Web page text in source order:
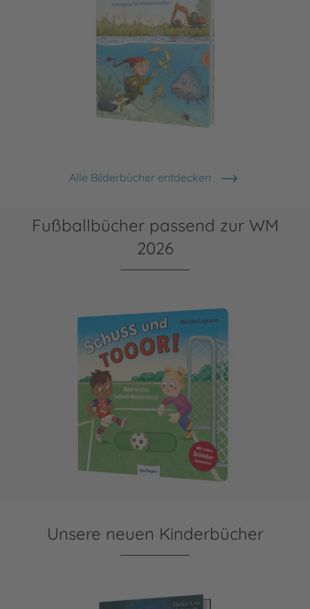
Der kleine Wassermann: Aufregung im Mühlenweiher
Alle Bilderbücher entdecken
Fußballbücher passend zur WM
2026
Schuss und TOR!
Unsere neuen Kinderbücher